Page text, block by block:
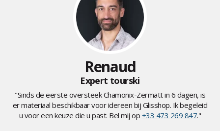
Renaud
Expert tourski
"Sinds de eerste oversteek Chamonix-Zermatt in 6 dagen, is
er materiaal beschikbaar voor idereen bij Glisshop. Ik begeleid
u voor een keuze die u past. Bel mij op +33 473 269 847."